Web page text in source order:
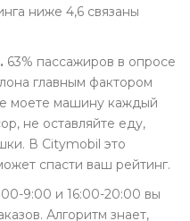
ниже 4,6 связаны
63% пассажиров в опросе
главным фактором
моете машину каждый
не оставляйте еду,
В Citymobil это
спасти ваш рейтинг.
9:00 и 16:00-20:00 вы
Алгоритм знает,